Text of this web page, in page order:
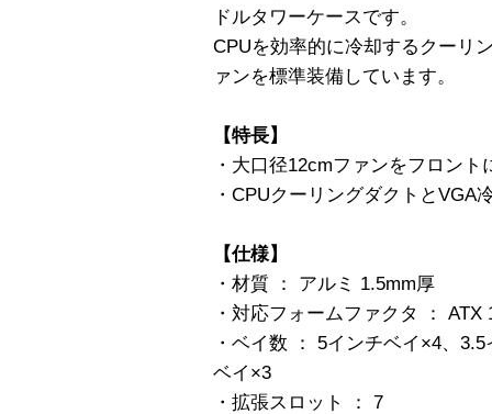
ドルタワーケースです。
CPUを効率的に冷却するクーリ
ァンを標準装備しています。
【特長】
・大口径12cmファンをフロント
・CPUクーリングダクトとVGA
【仕様】
・材質 ： アルミ 1.5mm厚
・対応フォームファクタ ： ATX
・ベイ数 ： 5インチベイ×4、
ベイ×3
・拡張スロット ： 7